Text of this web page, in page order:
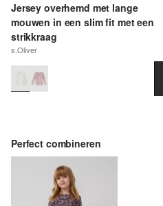
Jersey overhemd met lange
mouwen in een slim fit met een
strikkraag
s.Oliver
Perfect combineren